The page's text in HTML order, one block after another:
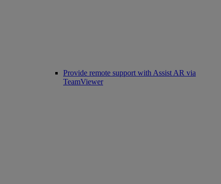
Provide remote support with Assist AR via
TeamViewer